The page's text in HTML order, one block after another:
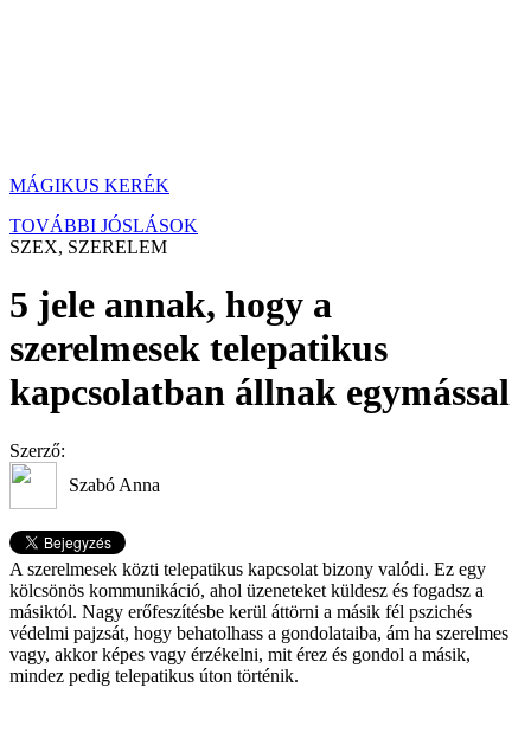
MÁGIKUS KERÉK
TOVÁBBI JÓSLÁSOK
SZEX, SZERELEM
5 jele annak, hogy a
szerelmesek telepatikus
kapcsolatban állnak egymással
Szerző:
Szabó Anna
A szerelmesek közti telepatikus kapcsolat bizony valódi. Ez egy
kölcsönös kommunikáció, ahol üzeneteket küldesz és fogadsz a
másiktól. Nagy erőfeszítésbe kerül áttörni a másik fél pszichés
védelmi pajzsát, hogy behatolhass a gondolataiba, ám ha szerelmes
vagy, akkor képes vagy érzékelni, mit érez és gondol a másik,
mindez pedig telepatikus úton történik.